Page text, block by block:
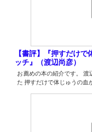
【書評】『押すだけ
ッチ』（渡辺尚彦）
お薦めの本の紹介です。 渡
た 押すだけで体じゅうの血